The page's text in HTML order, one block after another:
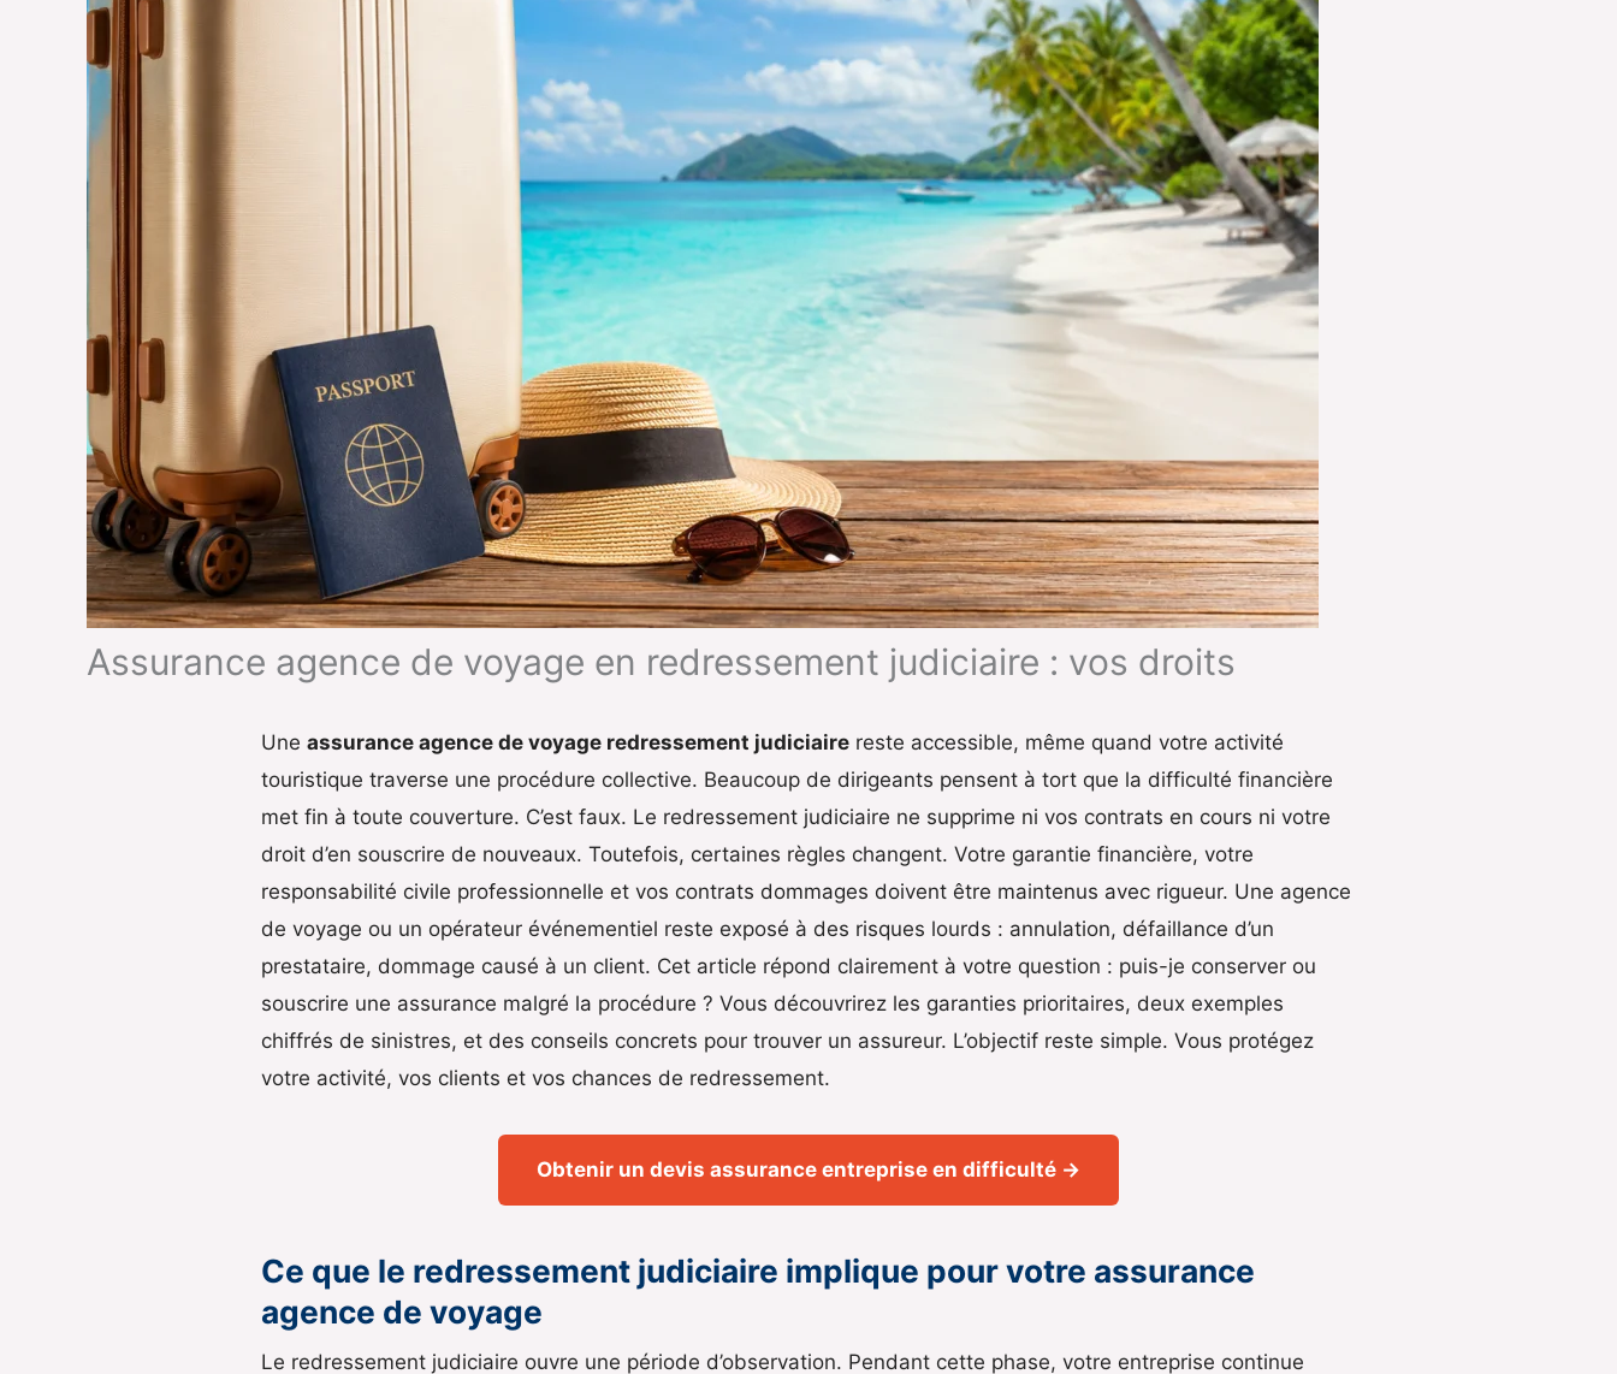
Assurance agence de voyage en redressement judiciaire : vos droits
Une assurance agence de voyage redressement judiciaire reste accessible, même quand votre activité
touristique traverse une procédure collective. Beaucoup de dirigeants pensent à tort que la difficulté financière
met fin à toute couverture. C’est faux. Le redressement judiciaire ne supprime ni vos contrats en cours ni votre
droit d’en souscrire de nouveaux. Toutefois, certaines règles changent. Votre garantie financière, votre
responsabilité civile professionnelle et vos contrats dommages doivent être maintenus avec rigueur. Une agence
de voyage ou un opérateur événementiel reste exposé à des risques lourds : annulation, défaillance d’un
prestataire, dommage causé à un client. Cet article répond clairement à votre question : puis-je conserver ou
souscrire une assurance malgré la procédure ? Vous découvrirez les garanties prioritaires, deux exemples
chiffrés de sinistres, et des conseils concrets pour trouver un assureur. L’objectif reste simple. Vous protégez
votre activité, vos clients et vos chances de redressement.
Obtenir un devis assurance entreprise en difficulté →
Ce que le redressement judiciaire implique pour votre assurance
agence de voyage
Le redressement judiciaire ouvre une période d’observation. Pendant cette phase, votre entreprise continue